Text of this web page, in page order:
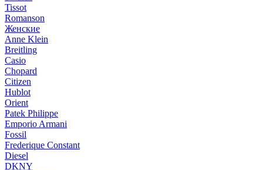
Tissot
Romanson
Женские
Anne Klein
Breitling
Casio
Chopard
Citizen
Hublot
Orient
Patek Philippe
Emporio Armani
Fossil
Frederique Constant
Diesel
DKNY